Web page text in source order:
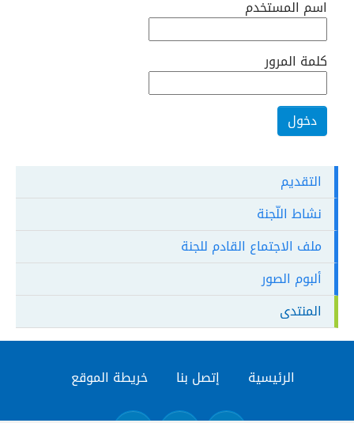
اسم المستخدم
كلمة المرور
التقديم
نشاط اللّجنة
ملف الاجتماع القادم للجنة
ألبوم الصور
المنتدى
الرئيسية إتصل بنا خريطة الموقع